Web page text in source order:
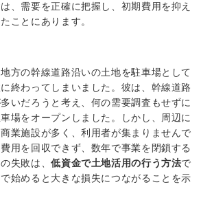
、需要を正確に把握し、初期費用を抑え
ことにあります。
方の幹線道路沿いの土地を駐車場として
終わってしまいました。彼は、幹線道路
いだろうと考え、何の需要調査もせずに
場をオープンしました。しかし、周辺に
業施設が多く、利用者が集まりませんで
用を回収できず、数年で事業を閉鎖する
失敗は、低資金で土地活用の行う方法で
始めると大きな損失につながることを示